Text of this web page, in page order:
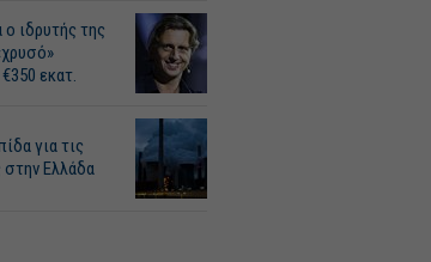
ιδρυτής της
εκατ.
για τις
στην Ελλάδα